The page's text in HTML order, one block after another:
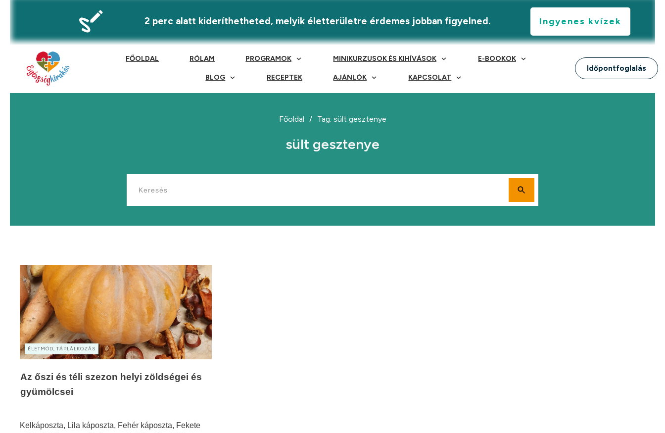
FŐOLDAL RÓLAM PROGRAMOK MINIKURZUSOK ÉS KIHÍVÁSOK E-BOOKOK
BLOG RECEPTEK AJÁNLÓK KAPCSOLAT
Időpontfoglalás
2 perc alatt kideríthetheted, melyik életterületre érdemes jobban figyelned. Ingyenes kvízek
Főoldal / Tag: sült gesztenye
sült gesztenye
ÉLETMÓD, TÁPLÁLKOZÁS
Az őszi és téli szezon helyi zöldségei és
gyümölcsei
Kelkáposzta, Lila káposzta, Fehér káposzta, Fekete